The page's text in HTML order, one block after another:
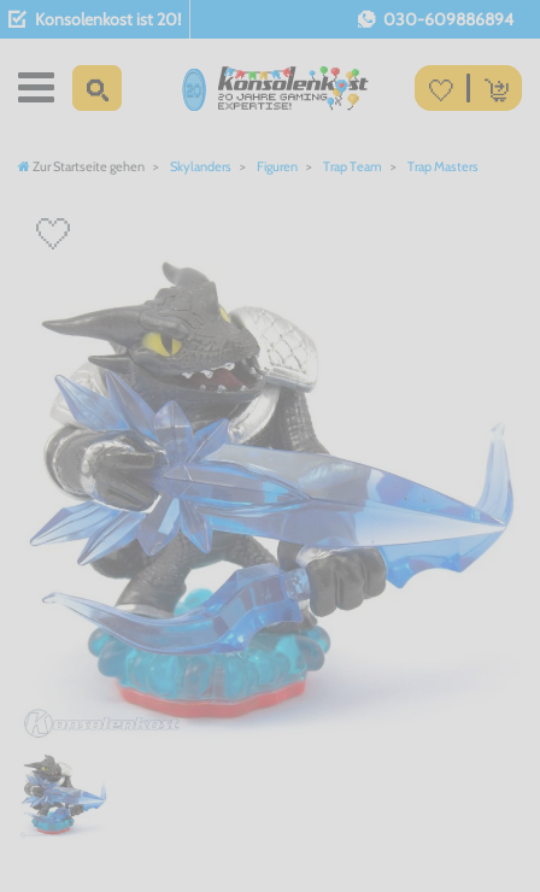
Konsolenkost ist 20! 030-609886894
Zur Startseite gehen Skylanders Figuren Trap Team Trap Masters